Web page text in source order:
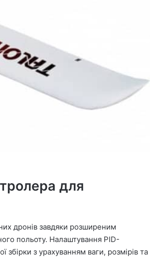
для
дронів завдяки розширеним
польоту. Налаштування PID-
збірки з урахуванням ваги, розмірів та